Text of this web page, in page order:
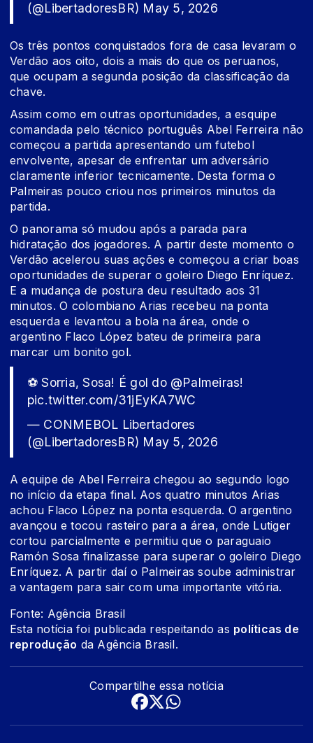
(@LibertadoresBR) May 5, 2026
Os três pontos conquistados fora de casa levaram o
Verdão aos oito, dois a mais do que os peruanos,
que ocupam a segunda posição da classificação da
chave.
Assim como em outras oportunidades, a esquipe
comandada pelo técnico português Abel Ferreira não
começou a partida apresentando um futebol
envolvente, apesar de enfrentar um adversário
claramente inferior tecnicamente. Desta forma o
Palmeiras pouco criou nos primeiros minutos da
partida.
O panorama só mudou após a parada para
hidratação dos jogadores. A partir deste momento o
Verdão acelerou suas ações e começou a criar boas
oportunidades de superar o goleiro Diego Enríquez.
E a mudança de postura deu resultado aos 31
minutos. O colombiano Arias recebeu na ponta
esquerda e levantou a bola na área, onde o
argentino Flaco López bateu de primeira para
marcar um bonito gol.
⚽ Sorria, Sosa! É gol do @Palmeiras!
pic.twitter.com/31jEyKA7WC
— CONMEBOL Libertadores
(@LibertadoresBR) May 5, 2026
A equipe de Abel Ferreira chegou ao segundo logo
no início da etapa final. Aos quatro minutos Arias
achou Flaco López na ponta esquerda. O argentino
avançou e tocou rasteiro para a área, onde Lutiger
cortou parcialmente e permitiu que o paraguaio
Ramón Sosa finalizasse para superar o goleiro Diego
Enríquez. A partir daí o Palmeiras soube administrar
a vantagem para sair com uma importante vitória.
Fonte: Agência Brasil
Esta notícia foi publicada respeitando as políticas de
reprodução da Agência Brasil.
Compartilhe essa notícia